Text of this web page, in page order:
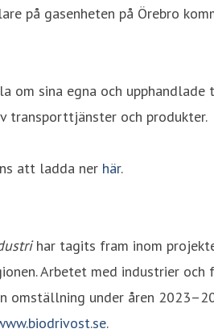
på gasenheten på Örebro
om sina egna och
transporttjänster och produkter.
att ladda ner här.
har tagits fram inom
Arbetet med industrier
omställning under åren
.